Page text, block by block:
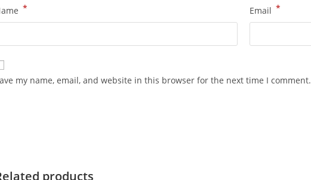
* Email *
my name, email, and website in this browser for the next time I comment.
products